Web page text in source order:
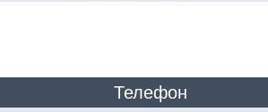
Телефон